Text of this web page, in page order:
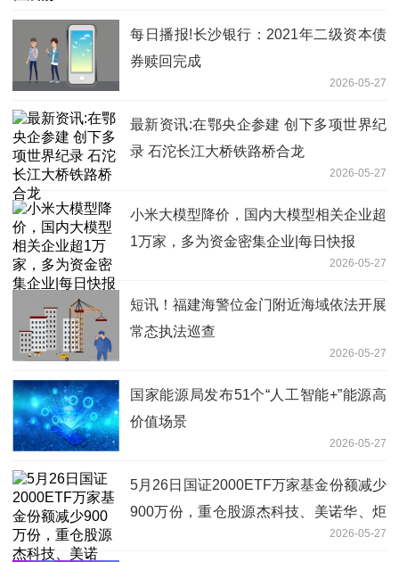
每日播报!长沙银行：2021年二级资本债
券赎回完成
2026-05-27
最新资讯:在鄂央企参建 创下多项世界纪
录 石沱长江大桥铁路桥合龙
2026-05-27
小米大模型降价，国内大模型相关企业超
1万家，多为资金密集企业|每日快报
2026-05-27
短讯！福建海警位金门附近海域依法开展
常态执法巡查
2026-05-27
国家能源局发布51个“人工智能+”能源高
价值场景
2026-05-27
5月26日国证2000ETF万家基金份额减少
900万份，重仓股源杰科技、美诺华、炬
2026-05-27